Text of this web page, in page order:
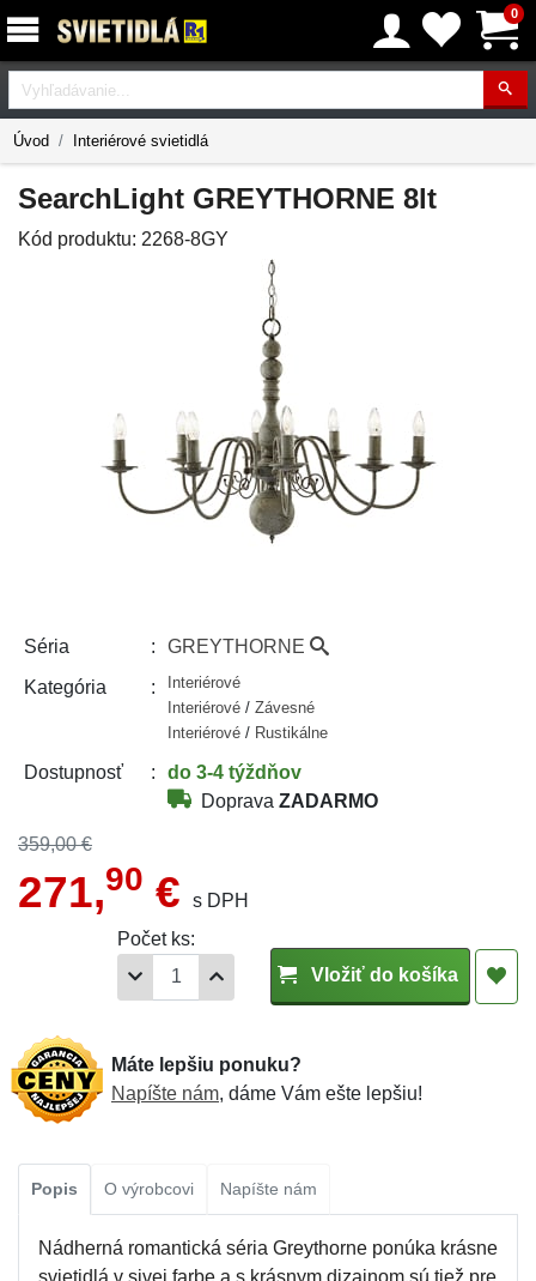
0
Vyhľadávanie
Úvod Interiérové svietidlá
SearchLight GREYTHORNE 8lt
Kód produktu: 2268-8GY
Séria GREYTHORNE
Kategória
Interiérové
Interiérové / Závesné
Interiérové / Rustikálne
Dostupnosť
do 3-4 týždňov
Doprava ZADARMO
359,00 €
271,90 €
s DPH
Počet ks:
Vložiť do košíka
Máte lepšiu ponuku?
Napíšte nám, dáme Vám ešte lepšiu!
Popis O výrobcovi Napíšte nám
Nádherná romantická séria Greythorne ponúka krásne
svietidlá v sivej farbe a s krásnym dizajnom,sú tiež pre